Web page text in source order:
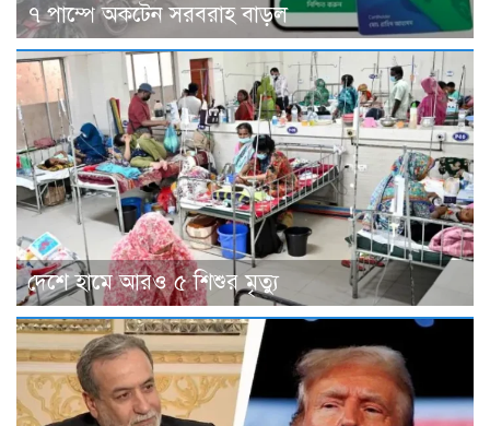
৭ পাম্পে অকটেন সরবরাহ বাড়ল
দেশে হামে আরও ৫ শিশুর মৃত্যু